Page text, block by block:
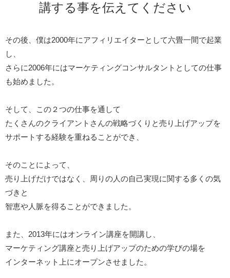
講する事を伝えてください
その後、僕は2000年にアフィリエイターとして六畳一間で起業
し、
さらに2006年にはマーケティングコンサルタントとしての仕事
も始めました。
そして、この２つの仕事を通して
たくさんのクライアントさんの戦略づくりと売り上げアップを
サポートする経験を重ねることができ、
そのことによって、
売り上げだけではなく、周りの人の自己実現に関する多くの気
づきと
智恵や人脈を得ることができました。
また、2013年にはオンライン講座を開講し、
マーケティング講座と売り上げアップのための学びの場を
インターネット上にオープンさせました。